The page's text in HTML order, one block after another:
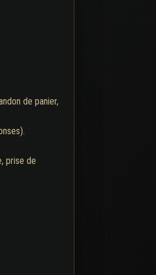
de panier,
prise de